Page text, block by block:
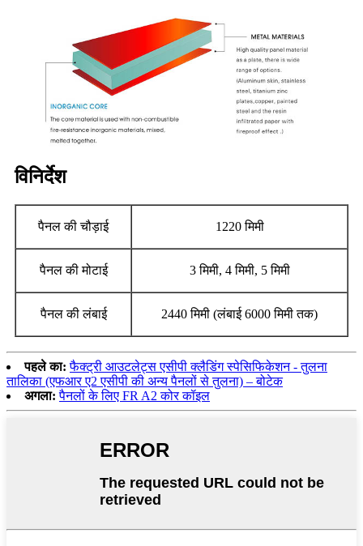
विनिर्देश
पैनल की चौड़ाई 1220 मिमी
पैनल की मोटाई 3 मिमी, 4 मिमी, 5 मिमी
पैनल की लंबाई 2440 मिमी (लंबाई 6000 मिमी तक)
पहले का: फैक्ट्री आउटलेट्स एसीपी क्लैडिंग स्पेसिफिकेशन - तुलना
तालिका (एफआर ए2 एसीपी की अन्य पैनलों से तुलना) – बोटेक
अगला: पैनलों के लिए FR A2 कोर कॉइल